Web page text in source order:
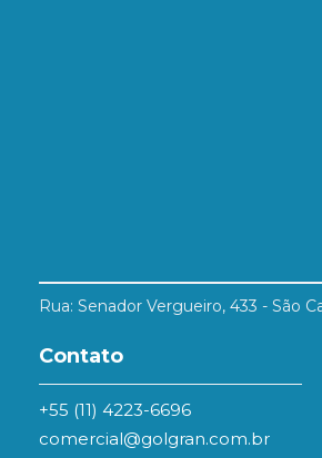
Rua: Senador Vergueiro, 433 - São
Contato
+55 (11) 4223-6696
comercial@golgran.com.br